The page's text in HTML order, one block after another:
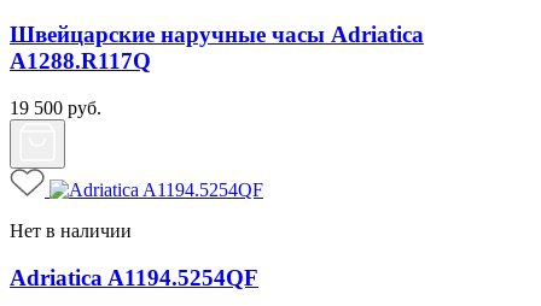
Швейцарские наручные часы Adriatica
A1288.R117Q
19 500 руб.
Нет в наличии
Adriatica A1194.5254QF